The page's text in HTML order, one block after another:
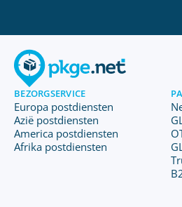
BEZORGSERVICE
Europa postdiensten
Azië postdiensten
America postdiensten
Afrika postdiensten